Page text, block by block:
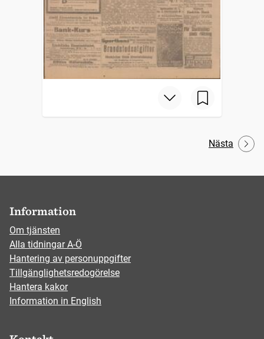
Nästa
Information
Om tjänsten
Alla tidningar A-Ö
Hantering av personuppgifter
Tillgänglighetsredogörelse
Hantera kakor
Information in English